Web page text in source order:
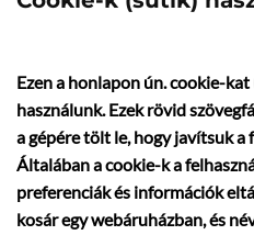
Ezen a honlapon ún. cookie-
használunk. Ezek rövid
a gépére tölt le, hogy javítsuk a
Általában a cookie-k a
preferenciák és információk
kosár egy webáruházban, és